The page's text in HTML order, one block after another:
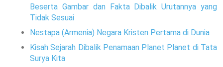
Beserta Gambar dan Fakta Dibalik Urutannya yang
Tidak Sesuai
Nestapa (Armenia) Negara Kristen Pertama di Dunia
Kisah Sejarah Dibalik Penamaan Planet Planet di Tata
Surya Kita